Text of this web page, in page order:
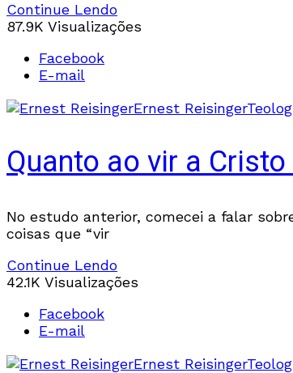
Continue Lendo
87.9K Visualizações
Facebook
E-mail
Ernest Reisinger
Quanto ao vir a
No estudo anterior, comecei a falar
coisas que “vir
Continue Lendo
42.1K Visualizações
Facebook
E-mail
Ernest Reisinger